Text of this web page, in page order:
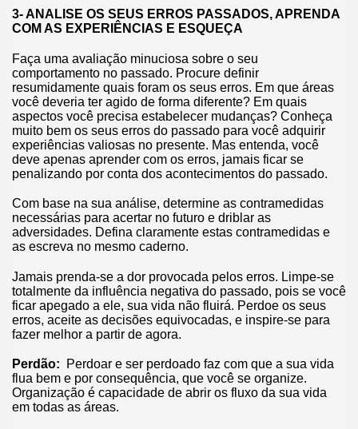
3- ANALISE OS SEUS ERROS PASSADOS, APRENDA
COM AS EXPERIÊNCIAS E ESQUEÇA
Faça uma avaliação minuciosa sobre o seu
comportamento no passado. Procure definir
resumidamente quais foram os seus erros. Em que áreas
você deveria ter agido de forma diferente? Em quais
aspectos você precisa estabelecer mudanças? Conheça
muito bem os seus erros do passado para você adquirir
experiências valiosas no presente. Mas entenda, você
deve apenas aprender com os erros, jamais ficar se
penalizando por conta dos acontecimentos do passado.
Com base na sua análise, determine as contramedidas
necessárias para acertar no futuro e driblar as
adversidades. Defina claramente estas contramedidas e
as escreva no mesmo caderno.
Jamais prenda-se a dor provocada pelos erros. Limpe-se
totalmente da influência negativa do passado, pois se você
ficar apegado a ele, sua vida não fluirá. Perdoe os seus
erros, aceite as decisões equivocadas, e inspire-se para
fazer melhor a partir de agora.
Perdão: Perdoar e ser perdoado faz com que a sua vida
flua bem e por consequência, que você se organize.
Organização é capacidade de abrir os fluxo da sua vida
em todas as áreas.